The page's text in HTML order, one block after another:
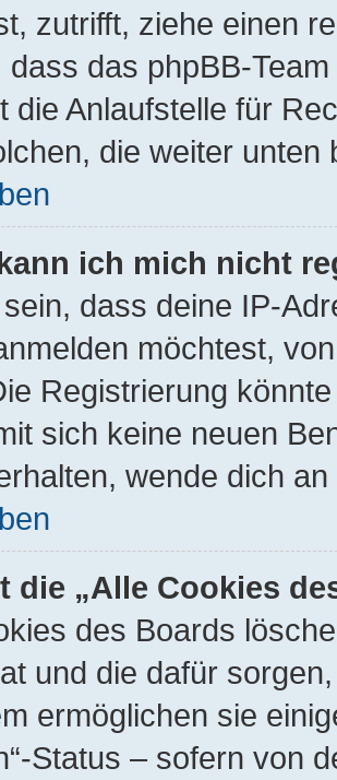
zutrifft, ziehe einen
dass das phpBB-
die Anlaufstelle für
die weiter unten
ich mich nicht
dass deine IP-
möchtest,
Registrierung
sich keine neuen
wende dich
die „Alle Cookies
des Boards
und die dafür
ermöglichen sie
Status – sofern von